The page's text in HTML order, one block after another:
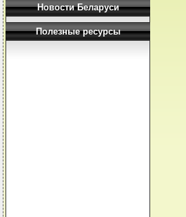
Новости Беларуси
Полезные ресурсы